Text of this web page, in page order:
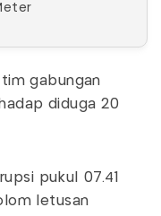
gabungan
diduga 20
pukul 07.41
letusan